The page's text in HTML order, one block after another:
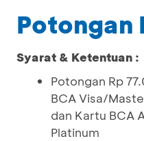
Potongan
Syarat & Ketentuan :
Potongan Rp
BCA Visa/
dan Kartu BCA
Platinum